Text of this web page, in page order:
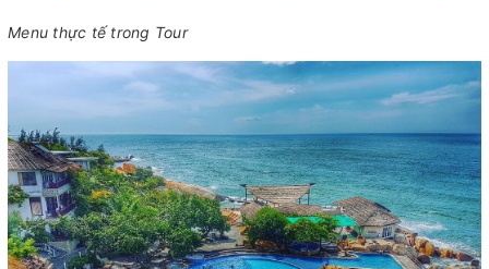
Menu thực tế trong Tour